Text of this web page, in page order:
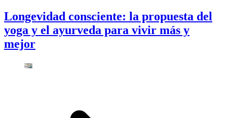
Longevidad consciente: la propuesta del
yoga y el ayurveda para vivir más y
mejor